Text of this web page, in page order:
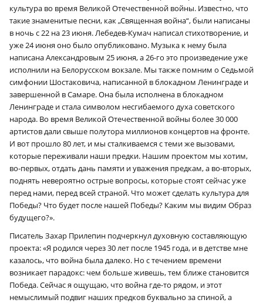
культура во время Великой Отечественной войны. Известно, что
такие знаменитые песни, как „Священная война“, были написаны
в ночь с 22 на 23 июня. Лебедев-Кумач написал стихотворение, и
уже 24 июня оно было опубликовано. Музыка к нему была
написана Александровым 25 июня, а 26-го это произведение уже
исполнили на Белорусском вокзале. Мы также помним о Седьмой
симфонии Шостаковича, написанной в блокадном Ленинграде и
завершенной в Самаре. Она была исполнена в блокадном
Ленинграде и стала символом несгибаемого духа советского
народа. Во время Великой Отечественной войны более 30 000
артистов дали свыше полутора миллионов концертов на фронте.
И вот прошло 80 лет, и мы сталкиваемся с теми же вызовами,
которые переживали наши предки. Нашим проектом мы хотим,
во-первых, отдать дань памяти и уважения предкам, а во-вторых,
поднять невероятно острые вопросы, которые стоят сейчас уже
перед нами, перед всей страной. Что может сделать культура для
Победы? Что будет после нашей Победы? Каким мы видим Образ
будущего?».
Писатель Захар Прилепин подчеркнул духовную составляющую
проекта: «Я родился через 30 лет после 1945 года, и в детстве мне
казалось, что война была далеко. Но с течением времени
возникает парадокс: чем больше живешь, тем ближе становится
Победа. Сейчас я ощущаю, что война где-то рядом, и этот
немыслимый подвиг наших предков буквально за спиной, а
×